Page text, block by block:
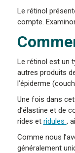
Le rétinol
compte.
Le rétinol est un
autres produits
l’épiderme
Une fois dans
d’élastine et de
rides et ridules ,
Comme nous
généralement